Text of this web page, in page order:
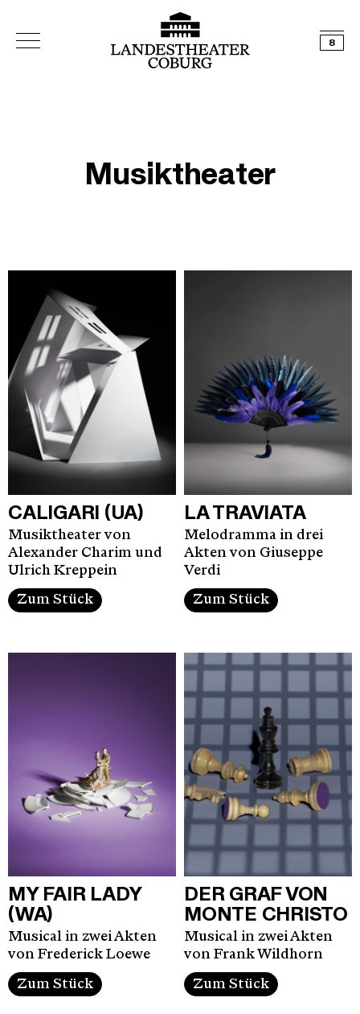
8
Musiktheater
CALIGARI (UA)
Musiktheater von
Alexander Charim und
Ulrich Kreppein
Zum Stück
LA TRAVIATA
Melodramma in drei
Akten von Giuseppe
Verdi
Zum Stück
MY FAIR LADY
(WA)
Musical in zwei Akten
von Frederick Loewe
Zum Stück
DER GRAF VON
MONTE CHRISTO
Musical in zwei Akten
von Frank Wildhorn
Zum Stück